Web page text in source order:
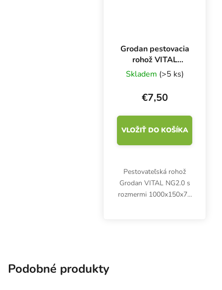
Grodan pestovacia
rohož VITAL
1000x150x75 mm
Skladem (>5 ks)
€7,50
VLOŽIŤ DO KOŠÍKA
Pestovateľská rohož
Grodan VITAL NG2.0 s
rozmermi 1000x150x75
Podobné produkty